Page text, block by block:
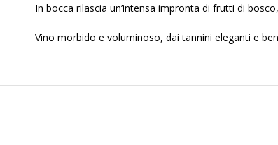
In bocca rilascia un’intensa impronta di frutti di
Vino morbido e voluminoso, dai tannini eleganti e